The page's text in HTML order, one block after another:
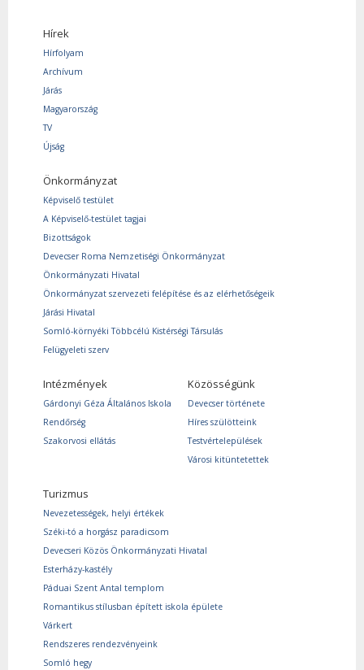
Hírek
Hírfolyam
Archívum
Járás
Magyarország
TV
Újság
Önkormányzat
Képviselő testület
A Képviselő-testület tagjai
Bizottságok
Devecser Roma Nemzetiségi Önkormányzat
Önkormányzati Hivatal
Önkormányzat szervezeti felépítése és az elérhetőségeik
Járási Hivatal
Somló-környéki Többcélú Kistérségi Társulás
Felügyeleti szerv
Intézmények
Gárdonyi Géza Általános Iskola
Rendőrség
Szakorvosi ellátás
Közösségünk
Devecser története
Híres szülötteink
Testvértelepülések
Városi kitüntetettek
Turizmus
Nevezetességek, helyi értékek
Széki-tó a horgász paradicsom
Devecseri Közös Önkormányzati Hivatal
Esterházy-kastély
Páduai Szent Antal templom
Romantikus stílusban épített iskola épülete
Várkert
Rendszeres rendezvényeink
Somló hegy